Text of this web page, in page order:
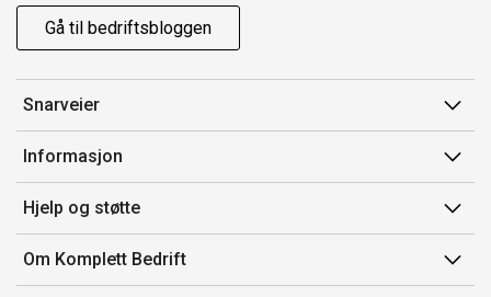
Gå til bedriftsbloggen
Snarveier
Min side
Ordreoversikt
Mine produkter
Informasjon
Salgsbetingelser
Avtalevilkår for Komplett Bedrift Pluss
Produsenter
Hjelp og støtte
Kontakt oss
Retur
Om Komplett Bedrift